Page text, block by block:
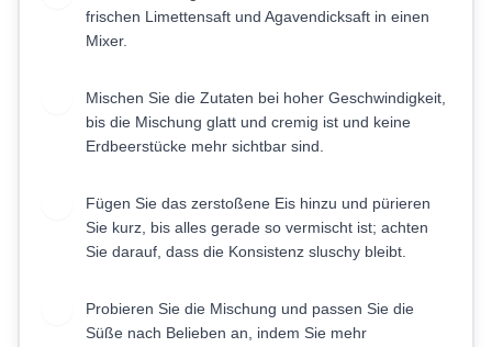
frischen Limettensaft und Agavendicksaft in einen
Mixer.
Mischen Sie die Zutaten bei hoher Geschwindigkeit,
bis die Mischung glatt und cremig ist und keine
Erdbeerstücke mehr sichtbar sind.
Fügen Sie das zerstoßene Eis hinzu und pürieren
Sie kurz, bis alles gerade so vermischt ist; achten
Sie darauf, dass die Konsistenz sluschy bleibt.
Probieren Sie die Mischung und passen Sie die
Süße nach Belieben an, indem Sie mehr